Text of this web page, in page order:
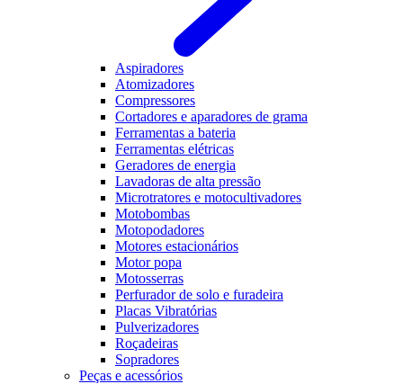
Aspiradores
Atomizadores
Compressores
Cortadores e aparadores de grama
Ferramentas a bateria
Ferramentas elétricas
Geradores de energia
Lavadoras de alta pressão
Microtratores e motocultivadores
Motobombas
Motopodadores
Motores estacionários
Motor popa
Motosserras
Perfurador de solo e furadeira
Placas Vibratórias
Pulverizadores
Roçadeiras
Sopradores
Peças e acessórios